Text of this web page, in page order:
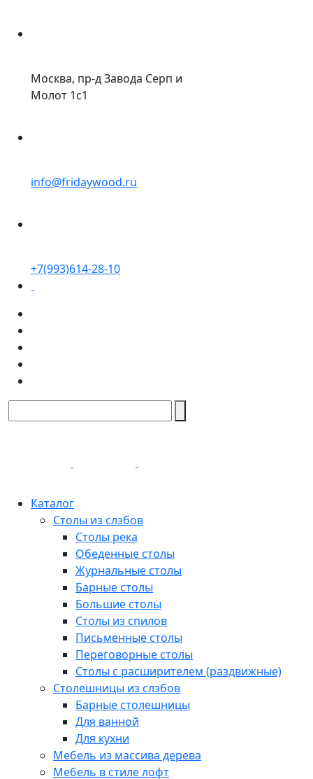
Москва, пр-д Завода Серп и
Молот 1с1
info@fridaywood.ru
+7(993)614-28-10
Каталог
Столы из слэбов
Столы река
Обеденные столы
Журнальные столы
Барные столы
Большие столы
Столы из спилов
Письменные столы
Переговорные столы
Столы с расширителем (раздвижные)
Столешницы из слэбов
Барные столешницы
Для ванной
Для кухни
Мебель из массива дерева
Мебель в стиле лофт